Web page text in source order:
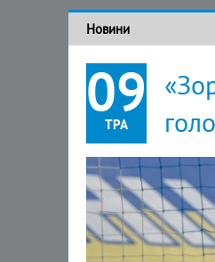
Зоря
Кудрівка
Новини
09
ТРА